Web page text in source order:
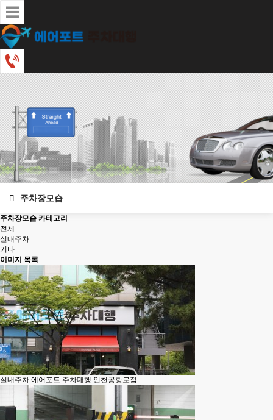
주차장모습
주차장모습 카테고리
전체
실내주차
기타
이미지 목록
실내주차 에어포트 주차대행 인천공항로점